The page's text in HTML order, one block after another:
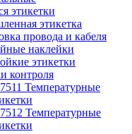
этикетки
этикетка
провода и кабеля
наклейки
этикетки
контроля
Температурные
Температурные